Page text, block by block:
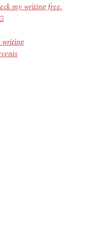
my writing free.
writing